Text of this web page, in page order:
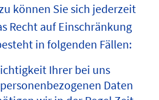
können Sie sich jederzeit
Recht auf Einschränkung
in folgenden Fällen:
Ihrer bei uns
Daten